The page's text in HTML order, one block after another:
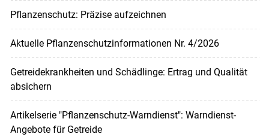
Pflanzenschutz: Präzise aufzeichnen
Aktuelle Pflanzenschutzinformationen Nr. 4/2026
Getreidekrankheiten und Schädlinge: Ertrag und Qualität
absichern
Artikelserie "Pflanzenschutz-Warndienst": Warndienst-
Angebote für Getreide